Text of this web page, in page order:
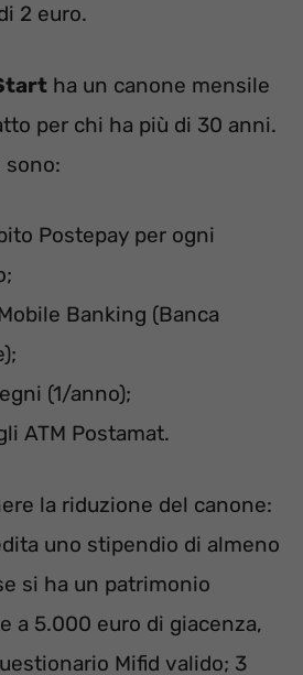
2 euro.
ha un canone mensile
per chi ha più di 30 anni.
sono:
Postepay per ogni
Banking (Banca
(1/anno);
ATM Postamat.
la riduzione del canone:
uno stipendio di almeno
si ha un patrimonio
a 5.000 euro di giacenza,
Mifid valido; 3